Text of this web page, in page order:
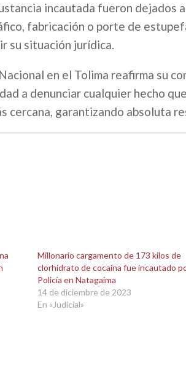
incautada fueron dejados
fabricación o porte de
su situación jurídica.
en el Tolima reafirma su
a denunciar cualquier hecho
cercana, garantizando absoluta
Millonario cargamento de 173 kilos de
clorhidrato de cocaína fue incautado
Policía en Natagaima
14 de diciembre de 2023
En «Judicial»